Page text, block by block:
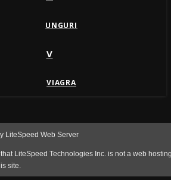
UNGURI
V
VIAGRA